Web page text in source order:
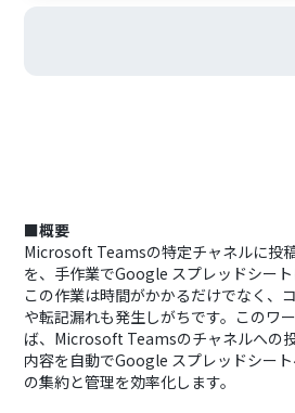
■概要
Microsoft Teamsの特定チャネルに投
を、手作業でGoogle スプレッドシート
この作業は時間がかかるだけでなく、
や転記漏れも発生しがちです。このワ
ば、Microsoft Teamsのチャネルへの
内容を自動でGoogle スプレッドシー
の集約と管理を効率化します。